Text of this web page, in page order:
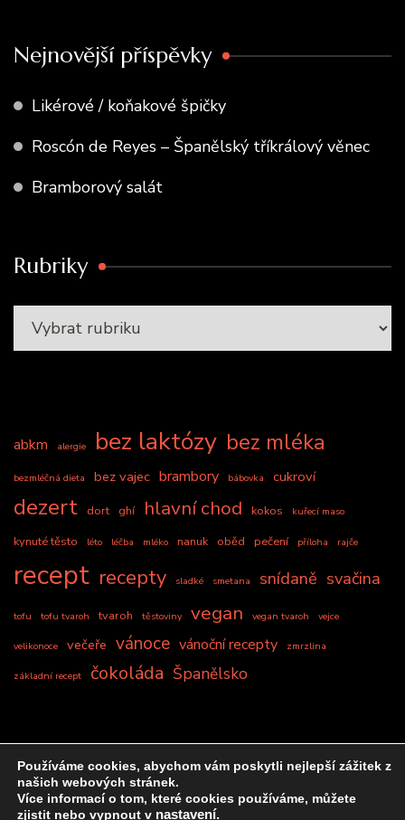
Nejnovější příspěvky
Likérové / koňakové špičky
Roscón de Reyes – Španělský tříkrálový věnec
Bramborový salát
Rubriky
abkm alergie bez laktózy bez mléka
bezmléčná dieta bez vajec brambory bábovka cukroví
dezert dort ghí hlavní chod kokos kuřecí maso
kynuté těsto léto léčba mléko nanuk oběd pečení příloha rajče
recept recepty sladké smetana snídaně svačina
tofu tofu tvaroh tvaroh těstoviny vegan vegan tvaroh vejce
velikonoce večeře vánoce vánoční recepty zmrzlina
základní recept čokoláda Španělsko
&kopie; Copyright2026Bez mléka by Laskonkita. Všechna
Používáme cookies, abychom vám poskytli nejlepší zážitek z
našich webových stránek.
Více informací o tom, které cookies používáme, můžete
zjistit nebo vypnout v nastavení.